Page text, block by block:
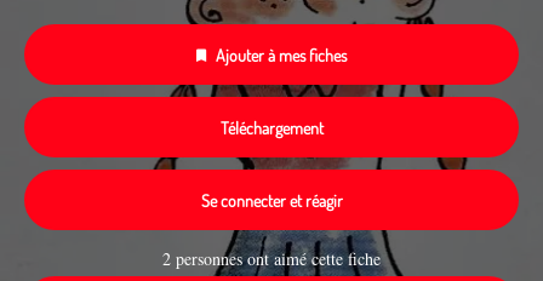
Ajouter à mes fiches
Téléchargement
Se connecter et réagir
2 personnes ont aimé cette fiche